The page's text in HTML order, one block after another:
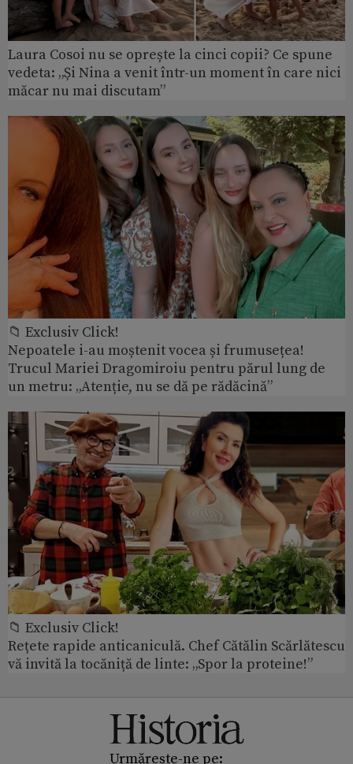
Laura Cosoi nu se oprește la cinci copii? Ce spune
vedeta: „Și Nina a venit într-un moment în care nici
măcar nu mai discutam”
📁 Exclusiv Click!
Nepoatele i-au moștenit vocea și frumusețea!
Trucul Mariei Dragomiroiu pentru părul lung de
un metru: „Atenție, nu se dă pe rădăcină”
📁 Exclusiv Click!
Rețete rapide anticaniculă. Chef Cătălin Scărlătescu
vă invită la tocăniță de linte: „Spor la proteine!”
Urmărește-ne pe: